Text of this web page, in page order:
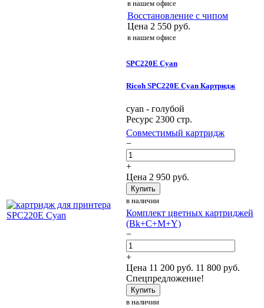
в нашем офисе
Восстановление с чипом
Цена 2 550 руб.
в нашем офисе
SPC220E Cyan
Ricoh SPC220E Cyan Картридж
cyan - голубой
Ресурс 2300 стр.
Совместимый картридж
−
+
Цена 2 950 руб.
Купить
в наличии
Комплект цветных картриджей
(Bk+C+M+Y)
−
+
Цена 11 200 руб. 11 800 руб.
Спецпредложение!
Купить
в наличии